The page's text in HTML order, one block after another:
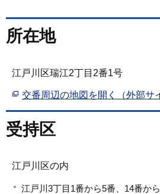
所在地
江戸川区瑞江2丁目2番1号
交番周辺の地図を開く（外部サ
受持区
江戸川区の内
江戸川3丁目1番から5番、14番か